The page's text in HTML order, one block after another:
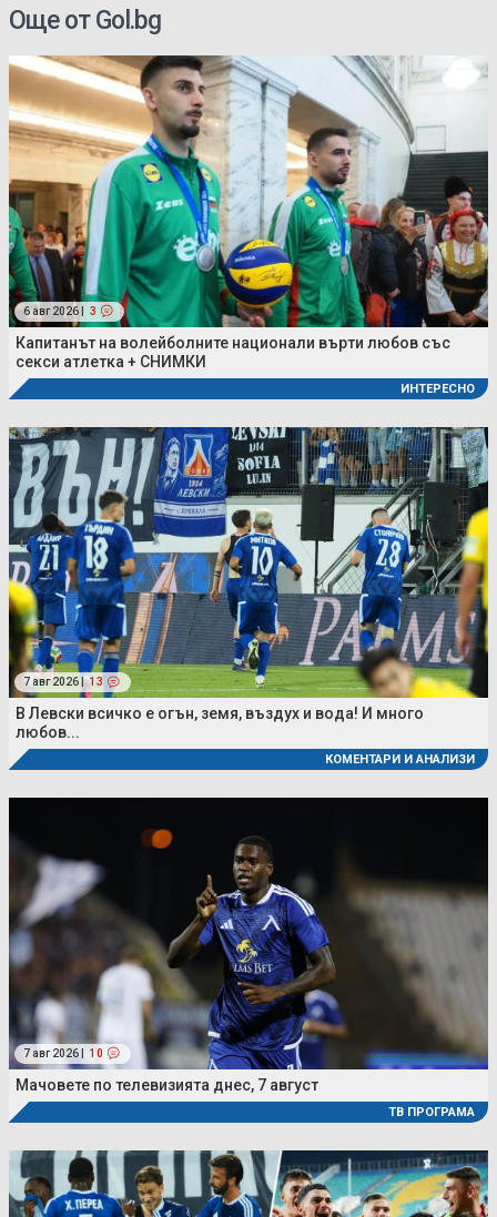
Още от Gol.bg
6 авг 2026 | 3
Капитанът на волейболните национали върти любов със
секси атлетка + СНИМКИ
ИНТЕРЕСНО
7 авг 2026 | 13
В Левски всичко е огън, земя, въздух и вода! И много
любов...
КОМЕНТАРИ И АНАЛИЗИ
7 авг 2026 | 10
Мачовете по телевизията днес, 7 август
ТВ ПРОГРАМА